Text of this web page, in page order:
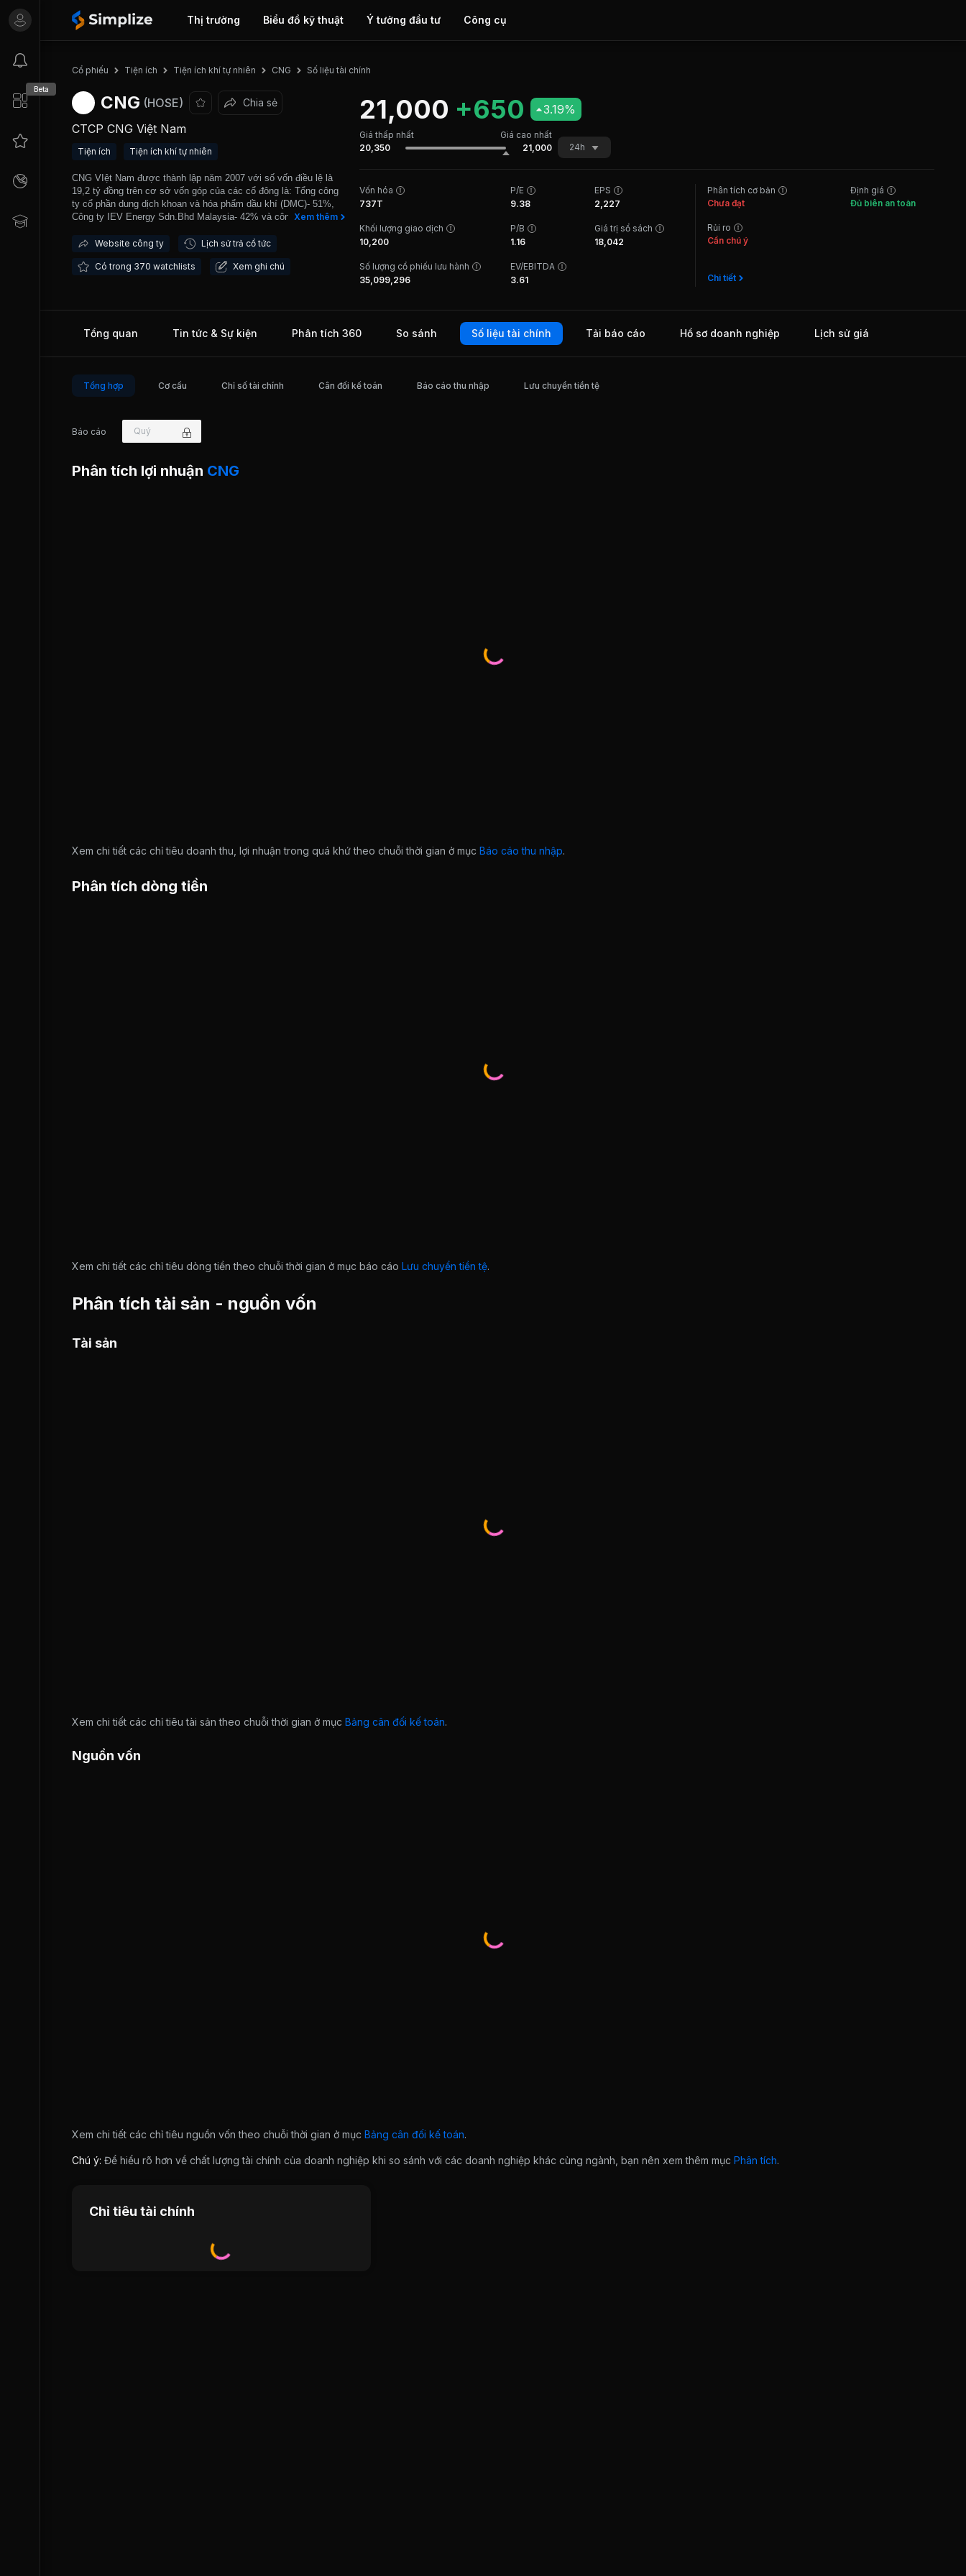
Thị trường Biểu đồ kỹ thuật Ý tưởng đầu tư Công cụ
Beta
Cổ phiếu Tiện ích Tiện ích khí tự nhiên CNG Số liệu tài chính
CNG (HOSE) Chia sẻ
CTCP CNG Việt Nam
Tiện ích Tiện ích khí tự nhiên
CNG VIệt Nam được thành lập năm 2007 với số vốn điều lệ là
19,2 tỷ đồng trên cơ sở vốn góp của các cổ đông là: Tổng công
ty cổ phần dung dịch khoan và hóa phẩm dầu khí (DMC)- 51%,
Công ty IEV Energy Sdn.Bhd Malaysia- 42% và công ty TNHH
phục vụ nhu cầu sử dụng của các doanh nghiệp Việt Nam mà
khách hàng lớn của công ty là: Công ty TNHH URC VIệt Nam,
sản phẩm CNG tại Việt Nam và hiện là doanh nghiệp lớn nhất
LNG và LPG cho khách hàng trên toàn quốc như: Khu vực miền
Trung Bộ (Huế, Đà Nẵng, Quảng Nam, Bình Định), khu vực Đông
Bà Rịa- Vũng Tàu,...).
Xem thêm
Website công ty Lịch sử trả cổ tức
Có trong 370 watchlists Xem ghi chú
21,000 +650 3.19%
Giá thấp nhất
Giá cao nhất
20,350
21,000 24h
Vốn hóa
737T
P/E
9.38
EPS
2,227
Khối lượng giao dịch
10,200
P/B
1.16
Giá trị sổ sách
18,042
Số lượng cổ phiếu lưu hành
35,099,296
EV/EBITDA
3.61
Phân tích cơ bản
Chưa đạt
Rủi ro
Cần chú ý
Chi tiết
Định giá
Đủ biên an toàn
Tổng quan Tin tức & Sự kiện Phân tích 360 So sánh Số liệu tài chính Tải báo cáo Hồ sơ doanh nghiệp Lịch sử giá
Tổng hợp Cơ cấu Chỉ số tài chính Cân đối kế toán Báo cáo thu nhập Lưu chuyển tiền tệ
Báo cáo Quý
Phân tích lợi nhuận CNG
Xem chi tiết các chỉ tiêu doanh thu, lợi nhuận trong quá khứ theo chuỗi thời gian ở mục Báo cáo thu nhập.
Phân tích dòng tiền
Xem chi tiết các chỉ tiêu dòng tiền theo chuỗi thời gian ở mục báo cáo Lưu chuyển tiền tệ.
Phân tích tài sản - nguồn vốn
Tài sản
Xem chi tiết các chỉ tiêu tài sản theo chuỗi thời gian ở mục Bảng cân đối kế toán.
Nguồn vốn
Xem chi tiết các chỉ tiêu nguồn vốn theo chuỗi thời gian ở mục Bảng cân đối kế toán.
Chú ý: Để hiểu rõ hơn về chất lượng tài chính của doanh nghiệp khi so sánh với các doanh nghiệp khác cùng ngành, bạn nên xem thêm mục Phân tích.
Chỉ tiêu tài chính